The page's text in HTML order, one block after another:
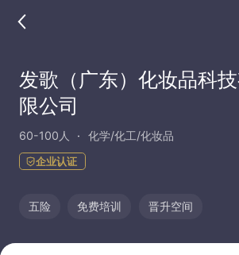
发歌（广东）化妆品科
限公司
60-100人 化学/化工/化妆品
企业认证
五险 免费培训 晋升空间